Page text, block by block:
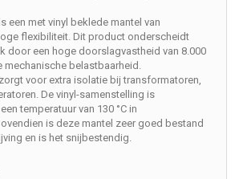
een met vinyl beklede mantel van
flexibiliteit. Dit product onderscheidt
door een hoge doorslagvastheid van 8.000
mechanische belastbaarheid.
voor extra isolatie bij transformatoren,
De vinyl-samenstelling is
temperatuur van 130 °C in
is deze mantel zeer goed bestand
en is het snijbestendig.